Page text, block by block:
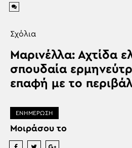
Σχόλια
Μαρινέλλα: Αχτίδα
σπουδαία
επαφή με το
ΕΝΗΜΕΡΩΣΗ
Μοιράσου το